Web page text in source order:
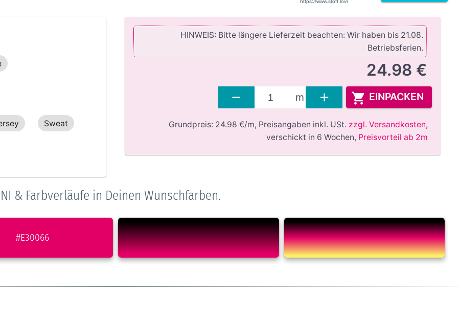
Sweat
HINWEIS: Bitte längere Lieferzeit beachten: Wir haben bis 21.08.
Betriebsferien.
24.98 €
m EINPACKEN
Grundpreis: 24.98 €/m, Preisangaben inkl. USt. zzgl. Versandkosten,
verschickt in 6 Wochen, Preisvorteil ab 2m
& Farbverläufe in Deinen Wunschfarben.
#E30066